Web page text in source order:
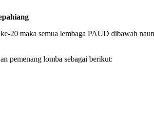
20 maka semua lembaga PAUD dibawah
pemenang lomba sebagai berikut: